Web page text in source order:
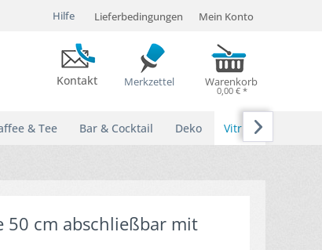
Hilfe Lieferbedingungen
Kontakt Merkzettel
Mein Konto
Warenkorb
0,00 € *
& Tee Bar & Cocktail Deko Vitrinen

50 cm abschließbar mit